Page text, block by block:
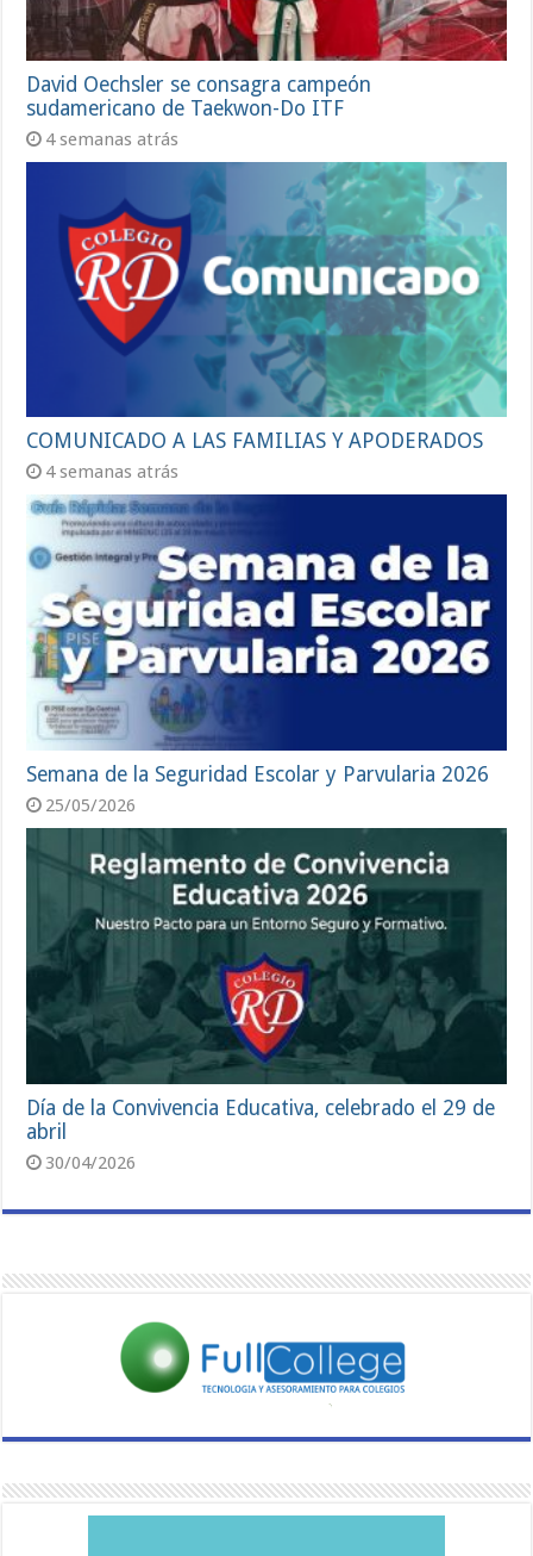
David Oechsler se consagra campeón
sudamericano de Taekwon-Do ITF
4 semanas atrás
COMUNICADO A LAS FAMILIAS Y APODERADOS
4 semanas atrás
Semana de la Seguridad Escolar y Parvularia 2026
25/05/2026
Día de la Convivencia Educativa, celebrado el 29 de
abril
30/04/2026